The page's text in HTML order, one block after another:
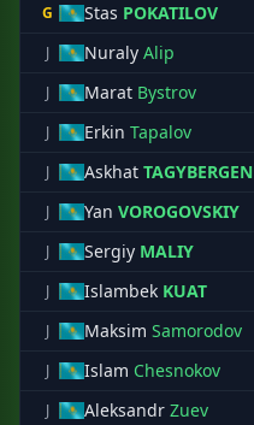
G Stas POKATILOV
J Nuraly Alip
J Marat Bystrov
J Erkin Tapalov
J Askhat TAGYBERGEN
J Yan VOROGOVSKIY
J
Sergiy MALIY
J
Islambek KUAT
J
Maksim Samorodov
J
Islam Chesnokov
J
Aleksandr Zuev